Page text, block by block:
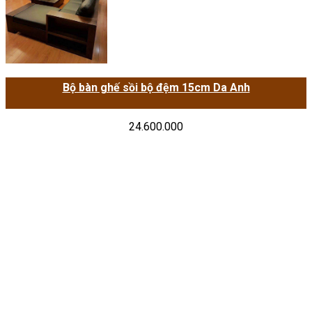
Bộ bàn ghế sồi bộ đệm 15cm Da Anh
24.600.000